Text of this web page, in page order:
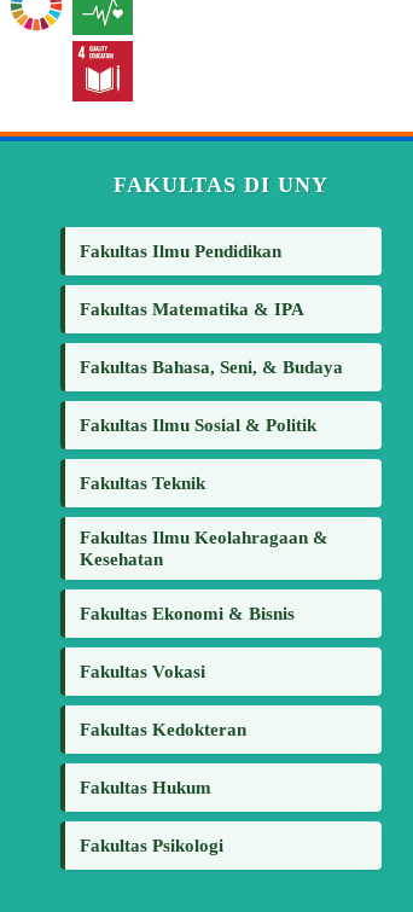
FAKULTAS DI UNY
Fakultas Ilmu Pendidikan
Fakultas Matematika & IPA
Fakultas Bahasa, Seni, & Budaya
Fakultas Ilmu Sosial & Politik
Fakultas Teknik
Fakultas Ilmu Keolahragaan &
Kesehatan
Fakultas Ekonomi & Bisnis
Fakultas Vokasi
Fakultas Kedokteran
Fakultas Hukum
Fakultas Psikologi